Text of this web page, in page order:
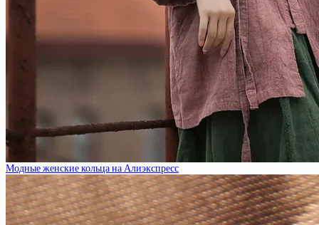
Модные женские кольца на Алиэкспресс